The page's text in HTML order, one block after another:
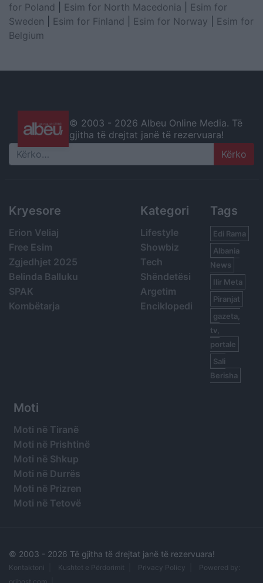
for Poland
Esim for North Macedonia
Esim for
Sweden
Esim for Finland Esim for Norway
Esim for
Belgium
© 2003 - 2026 Albeu Online Media. Të
gjitha të drejtat janë të rezervuara!
Search
Kryesore
Erion Veliaj
Free Esim
Zgjedhjet 2025
Belinda Balluku
SPAK
Kombëtarja
Kategori
Lifestyle
Showbiz
Tech
Shëndetësi
Argetim
Enciklopedi
Tags
Edi Rama
Albania
News
Ilir Meta
Piranjat
gazeta,
tv,
portale
Sali
Berisha
Moti
Moti në Tiranë
Moti në Prishtinë
Moti në Shkup
Moti në Durrës
Moti në Prizren
Moti në Tetovë
© 2003 - 2026 Të gjitha të drejtat janë të rezervuara!
Kontaktoni Kushtet e Përdorimit Privacy Policy
Powered by: